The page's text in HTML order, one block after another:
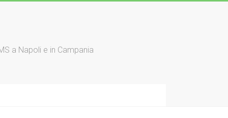
a Napoli e in Campania